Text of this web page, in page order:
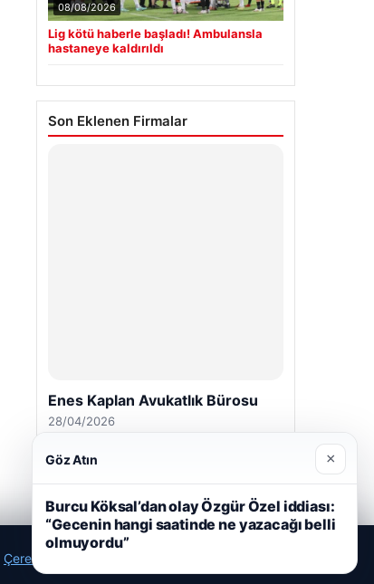
08/08/2026
Lig kötü haberle başladı! Ambulansla
hastaneye kaldırıldı
Son Eklenen Firmalar
Enes Kaplan Avukatlık Bürosu
28/04/2026
Çerez Politikamız
Göz Atın ×
Burcu Köksal’dan olay Özgür Özel iddiası:
“Gecenin hangi saatinde ne yazacağı belli
olmuyordu”